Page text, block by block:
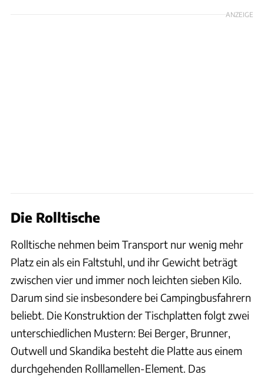
ANZEIGE
Die Rolltische
Rolltische nehmen beim Transport nur wenig mehr
Platz ein als ein Faltstuhl, und ihr Gewicht beträgt
zwischen vier und immer noch leichten sieben Kilo.
Darum sind sie insbesondere bei Campingbusfahrern
beliebt. Die Konstruktion der Tischplatten folgt zwei
unterschiedlichen Mustern: Bei Berger, Brunner,
Outwell und Skandika besteht die Platte aus einem
durchgehenden Rolllamellen-Element. Das